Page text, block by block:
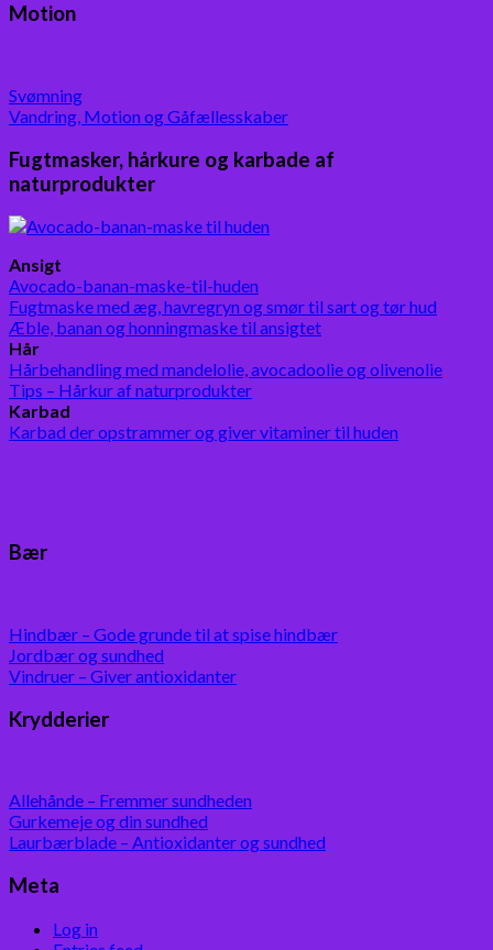
Motion
Svømning
Vandring, Motion og Gåfællesskaber
Fugtmasker, hårkure og karbade af
naturprodukter
Ansigt
Avocado-banan-maske-til-huden
Fugtmaske med æg, havregryn og smør til sart og tør hud
Æble, banan og honningmaske til ansigtet
Hår
Hårbehandling med mandelolie, avocadoolie og olivenolie
Tips – Hårkur af naturprodukter
Karbad
Karbad der opstrammer og giver vitaminer til huden
Bær
Hindbær – Gode grunde til at spise hindbær
Jordbær og sundhed
Vindruer – Giver antioxidanter
Krydderier
Allehånde – Fremmer sundheden
Gurkemeje og din sundhed
Laurbærblade – Antioxidanter og sundhed
Meta
Log in